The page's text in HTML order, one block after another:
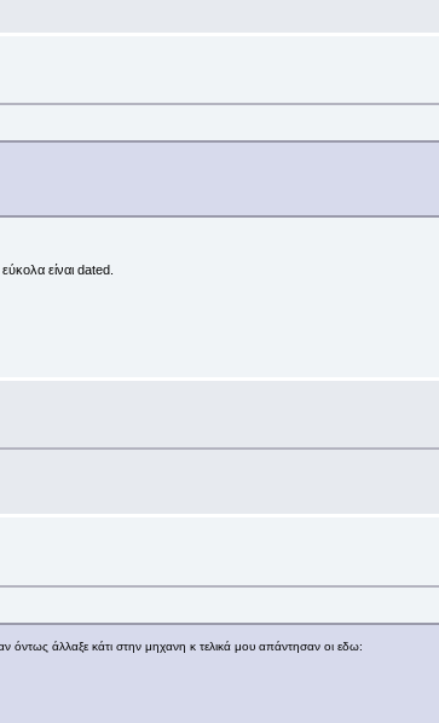
είναι dated.
άλλαξε κάτι στην μηχανη κ τελικά μου απάντησαν οι εδω: